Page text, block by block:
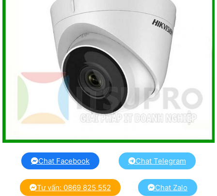
Chat Facebook Chat Telegram
Tư vấn: 0869 825 552 Chat Zalo